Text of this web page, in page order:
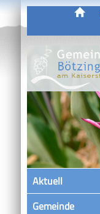
Aktuell
Gemeinde